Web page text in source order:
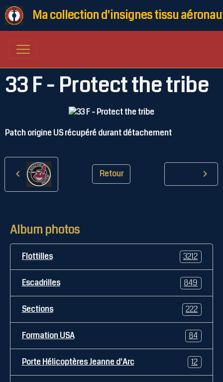
Ma collection d'insignes tissu
33 F - Protect the tribe
Patch origine US récupéré durant détachement
Retour
Album photos
Flottilles 3212
Escadrilles 849
Sections 222
Formation USA 84
Porte Hélicoptères Jeanne d'Arc 12